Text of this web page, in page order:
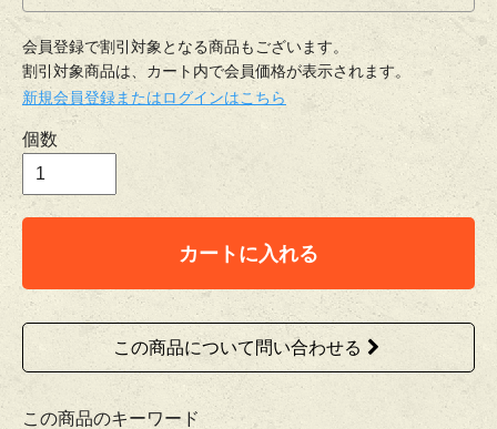
会員登録で割引対象となる商品もございます。
割引対象商品は、カート内で会員価格が表示されます。
新規会員登録またはログインはこちら
個数
カートに入れる
この商品について問い合わせる
この商品のキーワード